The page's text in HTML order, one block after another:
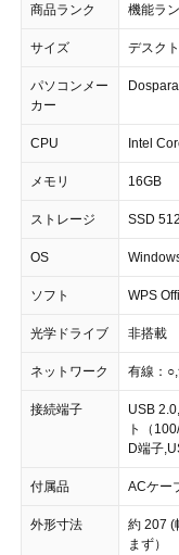
商品ランク 機能ラ
サイズ デスク
パソコンメー
カー
CPU Intel
メモリ 16GB
ストレージ SSD
OS
ソフト WPS
光学ドライブ 非搭載
ネットワーク 有線：
接続端子
USB
ト（
D端子
付属品 ACケー
外形寸法
約 207 (
まず）